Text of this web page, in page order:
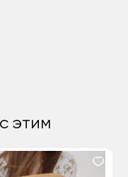
этим